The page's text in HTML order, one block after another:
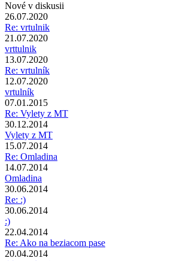
Nové v diskusii
26.07.2020
Re: vrtulnik
21.07.2020
vrttulnik
13.07.2020
Re: vrtulník
12.07.2020
vrtulník
07.01.2015
Re: Vylety z MT
30.12.2014
Vylety z MT
15.07.2014
Re: Omladina
14.07.2014
Omladina
30.06.2014
Re: :)
30.06.2014
:)
22.04.2014
Re: Ako na beziacom pase
20.04.2014